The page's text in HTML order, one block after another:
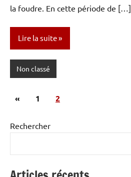
la foudre. En cette période de […]
Lire la suite
Non classé
Pagination
publications
«Publications
1 2
Rechercher